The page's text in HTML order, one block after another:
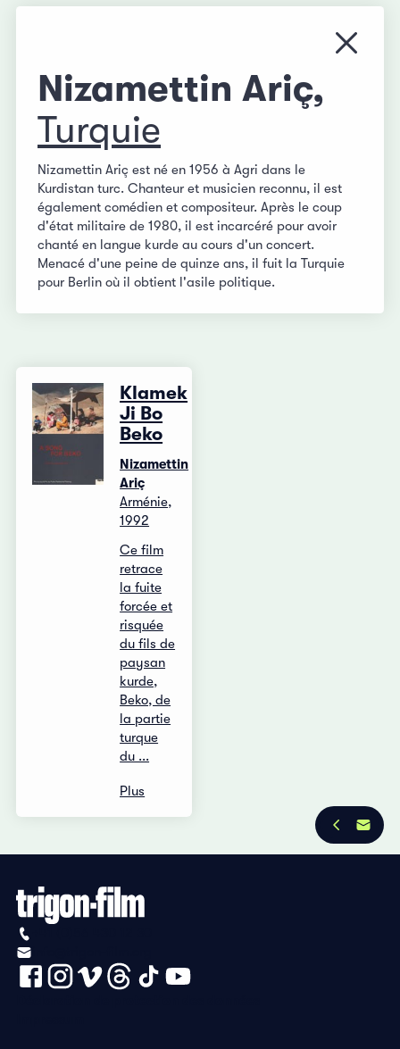
Nizamettin Ariç,
Turquie
Nizamettin Ariç est né en 1956 à Agri dans le
Kurdistan turc. Chanteur et musicien reconnu, il est
également comédien et compositeur. Après le coup
d'état militaire de 1980, il est incarcéré pour avoir
chanté en langue kurde au cours d'un concert.
Menacé d'une peine de quinze ans, il fuit la Turquie
pour Berlin où il obtient l'asile politique.
Klamek
Ji Bo
Beko
Nizamettin
Ariç
Arménie,
1992
Ce film
retrace
la fuite
forcée et
risquée
du fils de
paysan
kurde,
Beko, de
la partie
turque
du ...
Plus